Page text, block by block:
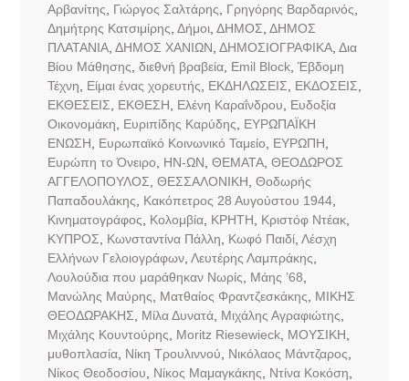
Αρβανίτης
Γιώργος Σαλτάρης Γρηγόρης Βαρδαρινός
Δημήτρης Κατσιμίρης Δήμοι, ΔΗΜΟΣ ΔΗΜΟΣ
ΠΛΑΤΑΝΙΑ, ΔΗΜΟΣ ΧΑΝΙΩΝ ΔΗΜΟΣΙΟΓΡΑΦΙΚΑ, Δια
Βίου Μάθησης διεθνή βραβεία, Εmil Block, Έβδομη
Τέχνη
Είμαι ένας χορευτής ΕΚΔΗΛΩΣΕΙΣ ΕΚΔΟΣΕΙΣ
ΕΚΘΕΣΕΙΣ
ΕΚΘΕΣΗ Ελένη Καραΐνδρου
Ευδοξία
Οικονομάκη
Ευριπίδης Καρύδης
ΕΥΡΩΠΑΪΚΗ
ΕΝΩΣΗ
Ευρωπαϊκό Κοινωνικό Ταμείο ΕΥΡΩΠΗ
Ευρώπη το Όνειρο
ΗΝ-ΩΝ ΘΕΜΑΤΑ, ΘΕΟΔΩΡΟΣ
ΑΓΓΕΛΟΠΟΥΛΟΣ ΘΕΣΣΑΛΟΝΙΚΗ Θοδωρής
Παπαδουλάκης
Κακόπετρος 28 Αυγούστου 1944,
Κινηματογράφος
Κολομβία, ΚΡΗΤΗ Κριστόφ Ντέακ,
ΚΥΠΡΟΣ
Κωνσταντίνα Πάλλη Κωφό Παιδί, Λέσχη
Ελλήνων Γελοιογράφων, Λευτέρης Λαμπράκης
Λουλούδια που μαράθηκαν Νωρίς
Μάης ’68
Μανώλης Μαύρης
Ματθαίος Φραντζεσκάκης
ΜΙΚΗΣ
ΘΕΟΔΩΡΑΚΗΣ
Μίλα Δυνατά, Μιχάλης Αγραφιώτης
Μιχάλης Κουντούρης
Μοritz Riesewieck, ΜΟΥΣΙΚΗ
μυθοπλασία, Νίκη Τρουλιννού Νικόλαος Μάντζαρος
Νίκος Θεοδοσίου
Νίκος Μαμαγκάκης Ντίνα Κοκόση